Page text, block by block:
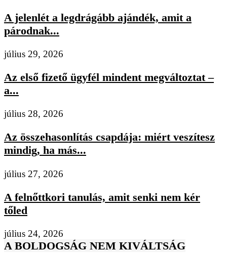
A jelenlét a legdrágább ajándék, amit a
párodnak...
július 29, 2026
Az első fizető ügyfél mindent megváltoztat –
a...
július 28, 2026
Az összehasonlítás csapdája: miért veszítesz
mindig, ha más...
július 27, 2026
A felnőttkori tanulás, amit senki nem kér
tőled
július 24, 2026
A BOLDOGSÁG NEM KIVÁLTSÁG